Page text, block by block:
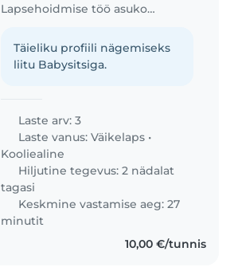
Lapsehoidmise töö asukohas Rapla
Täieliku profiili nägemiseks
liitu Babysitsiga.
Laste arv: 3
Laste vanus:Väikelaps •
Kooliealine
Hiljutine tegevus: 2 nädalat
tagasi
Keskmine vastamise aeg: 27
minutit
10,00 €/tunnis